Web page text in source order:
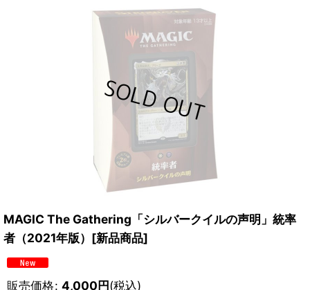
MAGIC The Gathering「シルバークイルの声明」統率
者（2021年版）[新品商品]
販売価格: 4,000円(税込)